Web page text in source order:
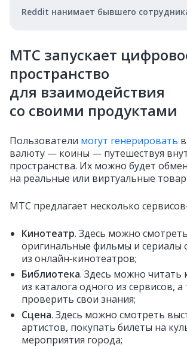
Reddit нанимает бывшего
МТС запускает
пространство
для взаимодействия
со своими продуктами
Пользователи могут генерировать
валюту — коины — путешествуя
пространства. Их можно будет
на реальные или виртуальные
МТС предлагает несколько
Кинотеатр. Здесь можно смотреть
оригинальные фильмы и сериалы
из онлайн‑кинотеатров;
Библиотека. Здесь можно читать
из каталога одного из сервисов, а
проверить свои знания;
Сцена. Здесь можно смотреть
артистов, покупать билеты на
мероприятия города;